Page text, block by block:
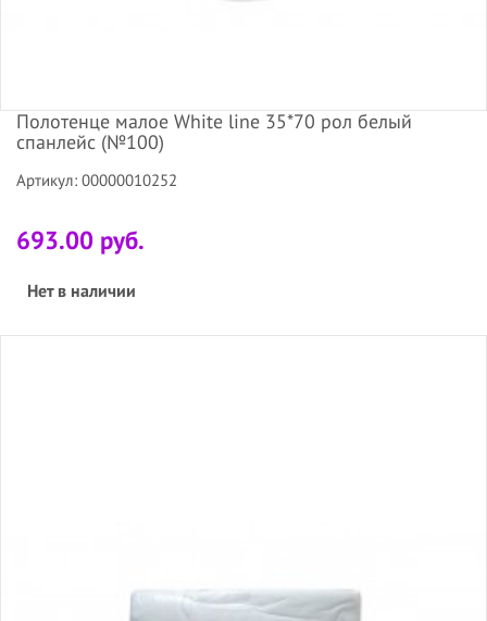
Полотенце малое White line 35*70 рол белый
спанлейс (№100)
Артикул: 00000010252
693.00 руб.
Нет в наличии